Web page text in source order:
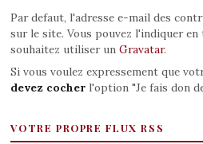
Par defaut, l'adresse e-mail des
sur le site. Vous pouvez l'indiquer
souhaitez utiliser un Gravatar.
Si vous voulez expressement que
devez cocherl'option "Je fais don
VOTRE PROPRE FLUX RSS